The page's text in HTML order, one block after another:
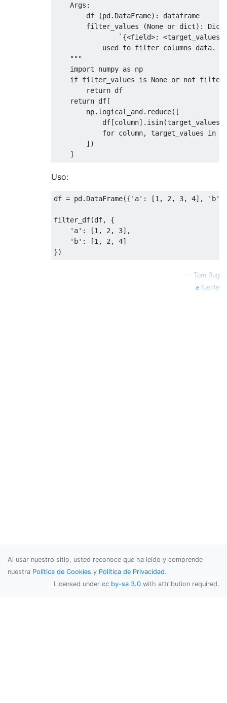
    Args:
        df (pd.DataFrame): dataframe
filter_values (None or dict):
`{<field>:
            used to filter columns data.
    """
import numpy as np
if filter_values is None or not
return df
return df[
        np
. logical_and. reduce([
            df
[column]. isin(target_values
for column, target_values in
])
]
Uso:
df = pd. DataFrame({ 'a' : [1 , 2 , 3, 4], 'b'
filter_df(df,
{
'a' : [1 , 2 , 3],
'b' : [1 , 2 , 4]
})
— Tom Bug
fuente
Al usar nuestro sitio, usted reconoce que ha leído y comprende
nuestra Política de Cookies y Política de Privacidad.
Licensed under cc by-sa 3.0 with attribution required.